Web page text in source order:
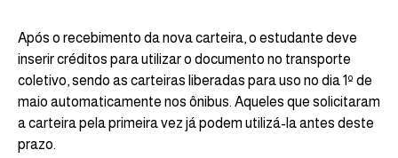
Após o recebimento da nova carteira, o estudante deve
inserir créditos para utilizar o documento no transporte
coletivo, sendo as carteiras liberadas para uso no dia 1º de
maio automaticamente nos ônibus. Aqueles que solicitaram
a carteira pela primeira vez já podem utilizá-la antes deste
prazo.